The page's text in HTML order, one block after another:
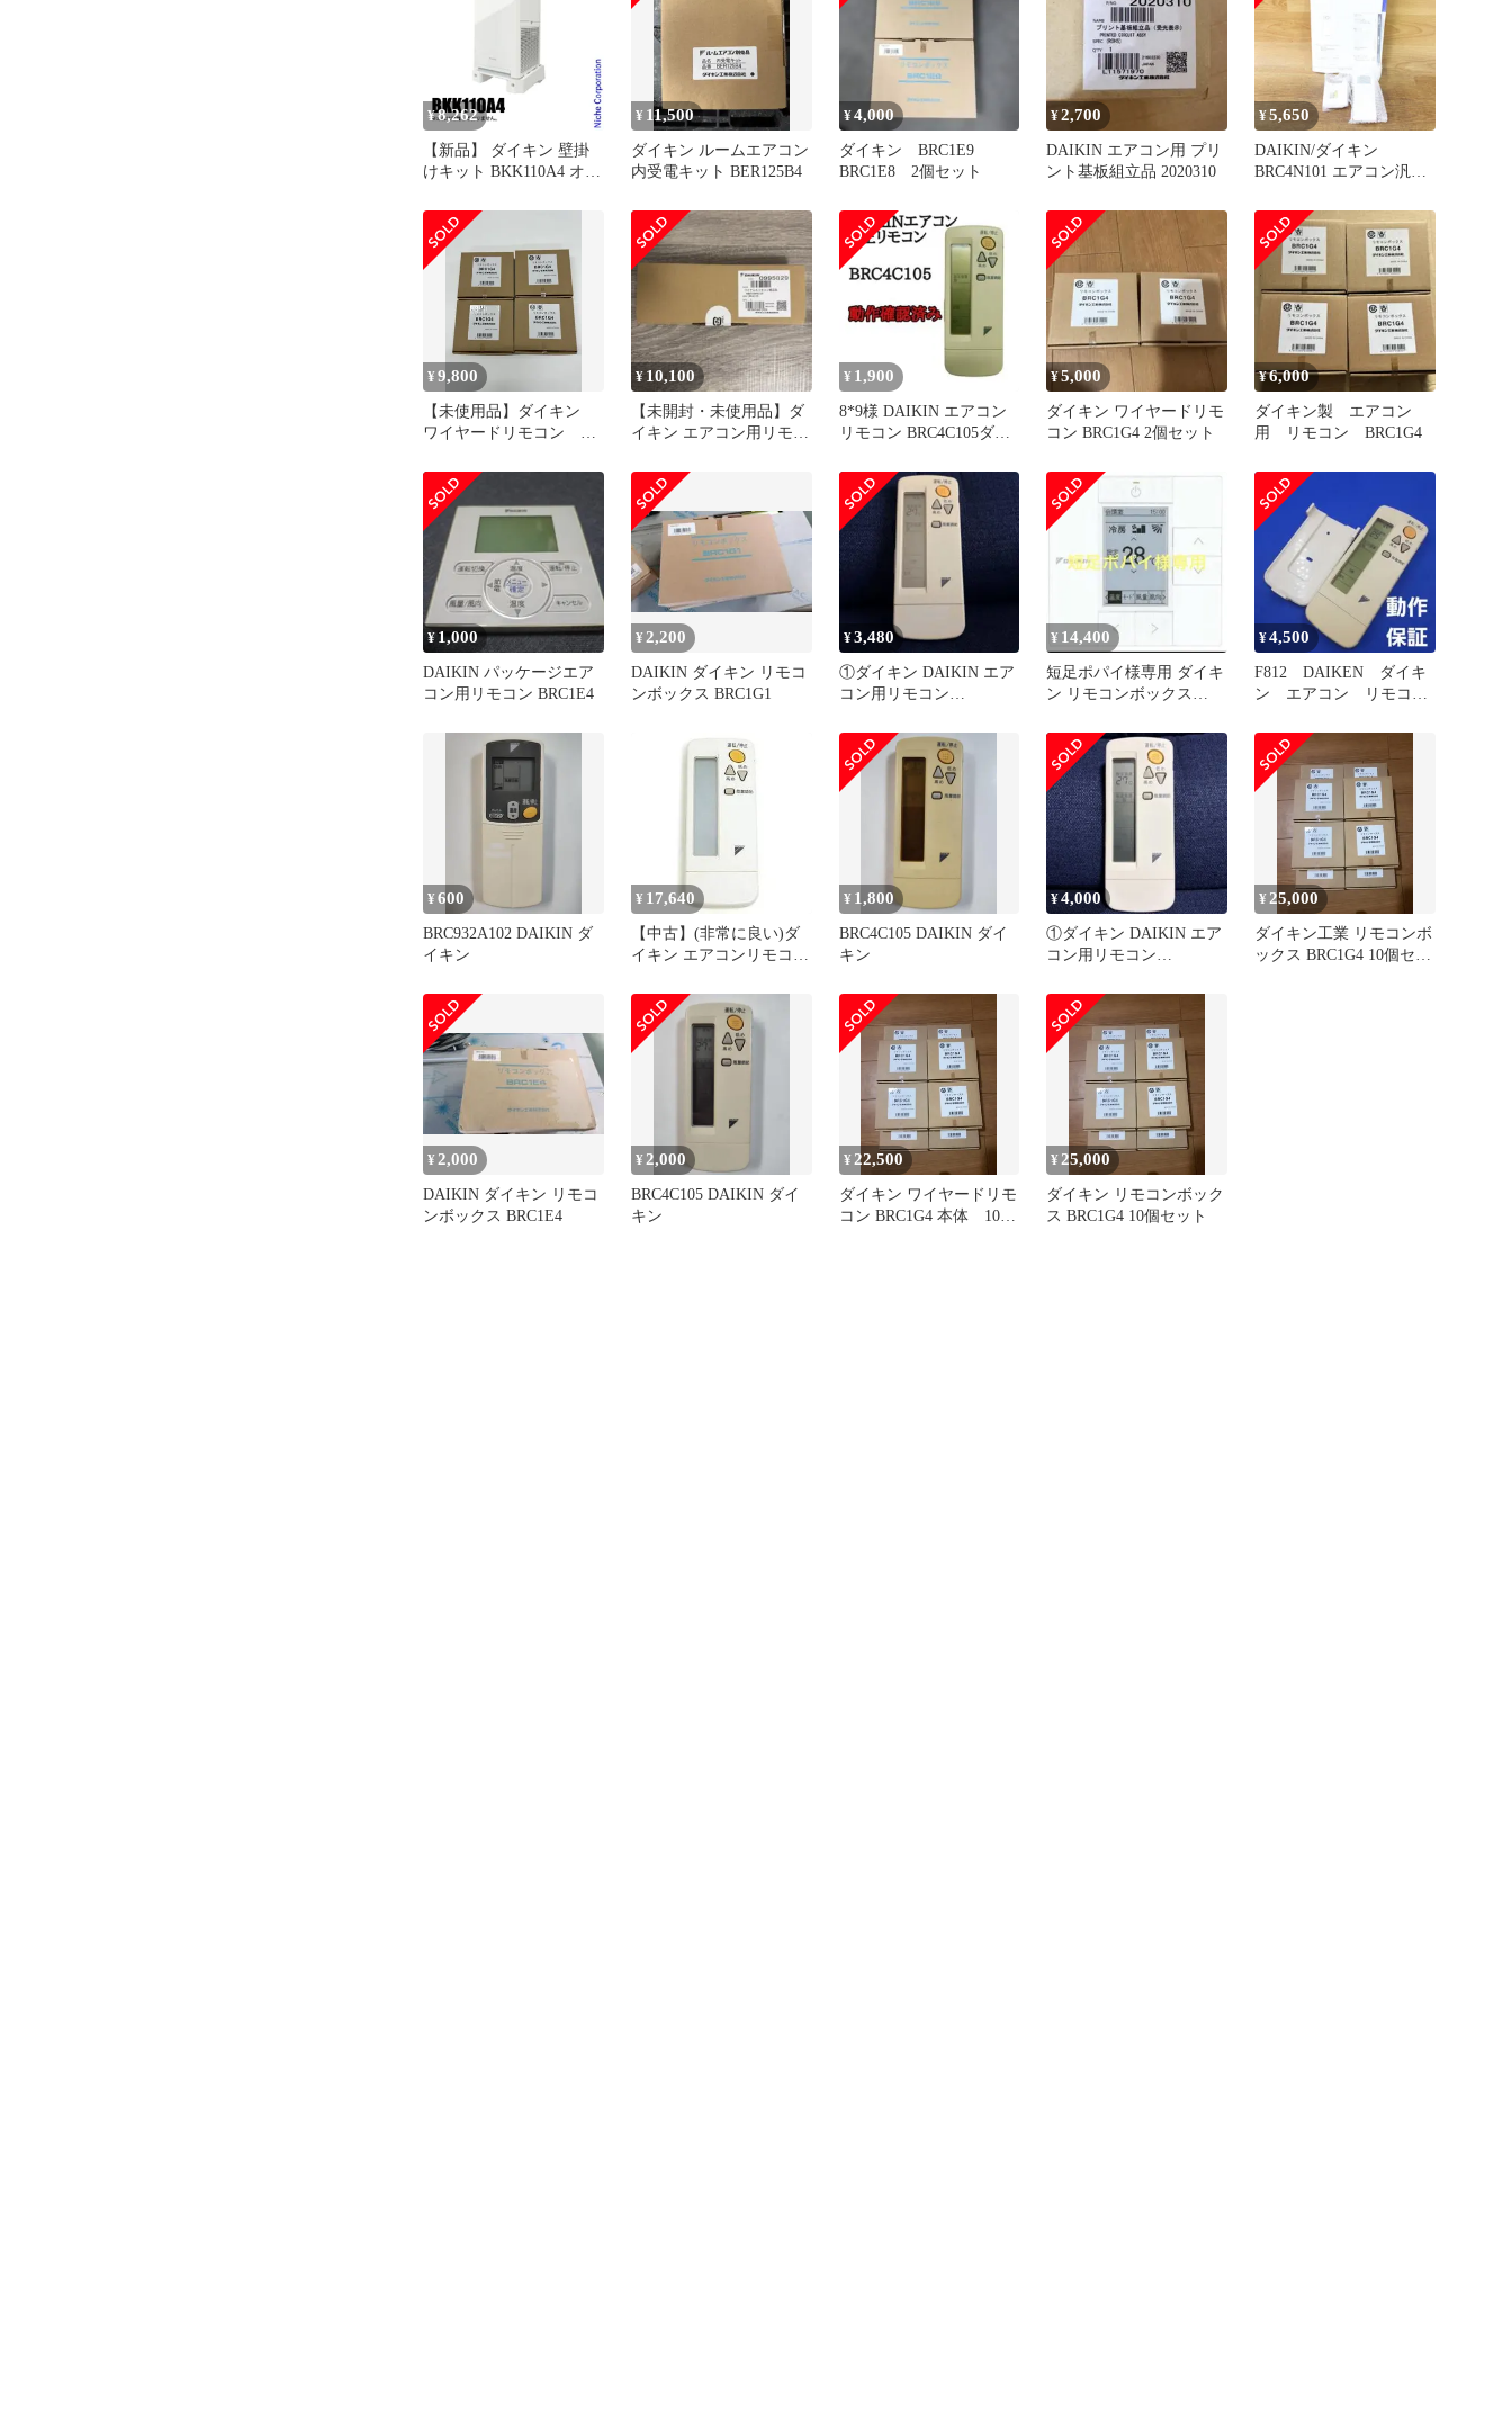
¥8,262
【新品】 ダイキン 壁掛
けキット BKK110A4 オプ
¥ 11,500
ダイキン ルームエアコン
内受電キット BER125B4
¥4,000
ダイキン BRC1E9
BRC1E8 2個セット
¥2,700
DAIKIN エアコン用 プリ
ント基板組立品 2020310
¥5,650
DAIKIN/ダイキン
BRC4N101 エアコン汎用
¥9,800
【未使用品】ダイキン
ワイヤードリモコン
¥ 10,100
【未開封・未使用品】ダ
イキン エアコン用リモコ
¥ 1,900
8*9様 DAIKIN エアコン
リモコン BRC4C105ダイ
¥5,000
ダイキン ワイヤードリモ
コン BRC1G4 2個セット
¥6,000
ダイキン製 エアコン
用 リモコン BRC1G4
¥ 1,000
DAIKIN パッケージエア
コン用リモコン BRC1E4
¥ 2,200
DAIKIN ダイキン リモコ
ンボックス BRC1G1
¥3,480
①ダイキン DAIKIN エア
コン用リモコン
¥ 14,400
短足ポパイ様専用 ダイキ
ン リモコンボックス
¥4,500
F812 DAIKEN ダイキ
ン エアコン リモコ
¥600
BRC932A102 DAIKIN ダ
イキン
¥ 17,640
【中古】(非常に良い)ダ
イキン エアコンリモコン
¥ 1,800
BRC4C105 DAIKIN ダイ
キン
¥4,000
①ダイキン DAIKIN エア
コン用リモコン
¥ 25,000
ダイキン工業 リモコンボ
ックス BRC1G4 10個セッ
¥ 2,000
DAIKIN ダイキン リモコ
ンボックス BRC1E4
¥ 2,000
BRC4C105 DAIKIN ダイ
キン
¥ 22,500
ダイキン ワイヤードリモ
コン BRC1G4 本体 10個
¥ 25,000
ダイキン リモコンボック
ス BRC1G4 10個セット